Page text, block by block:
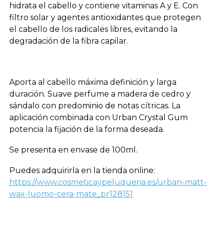
hidrata el cabello y contiene vitaminas A y E. Con
filtro solar y agentes antioxidantes que protegen
el cabello de los radicales libres, evitando la
degradación de la fibra capilar.
Aporta al cabello máxima definición y larga
duración. Suave perfume a madera de cedro y
sándalo con predominio de notas cítricas. La
aplicación combinada con Urban Crystal Gum
potencia la fijación de la forma deseada.
Se presenta en envase de 100ml.
Puedes adquirirla en la tienda online:
https://www.cosmeticaypeluqueria.es/urban-matt-
wax-luomo-cera-mate_pr128151